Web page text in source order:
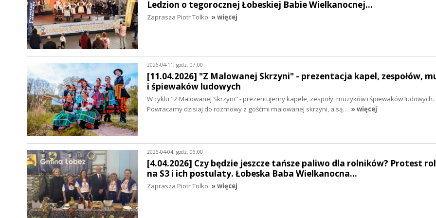
Ledzion o tegorocznej Łobeskiej Babie Wielkanocnej…
Zaprasza Piotr Tolko » więcej
2026-04-11, godz. 07:00
[11.04.2026] "Z Malowanej Skrzyni" - prezentacja kapel, zespołów,
i śpiewaków ludowych
W cyklu "Z Malowanej Skrzyni" - prezentujemy kapele, zespoły, muzyków i śpiewaków ludowych.
Powracamy dzisiaj do rozmowy z gośćmi malowanej skrzyni, a są… » więcej
2026-04-04, godz. 06:00
[4.04.2026] Czy będzie jeszcze tańsze paliwo dla rolników? Protest
na S3 i ich postulaty. Łobeska Baba Wielkanocna…
Zaprasza Piotr Tolko » więcej